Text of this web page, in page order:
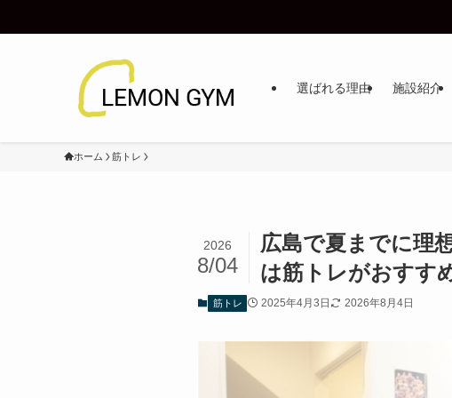
選ばれる理由 施設紹介
ホーム 筋トレ
広島で夏までに理
は筋トレがおすす
2026
8/04
筋トレ 2025年4月3日 2026年8月4日